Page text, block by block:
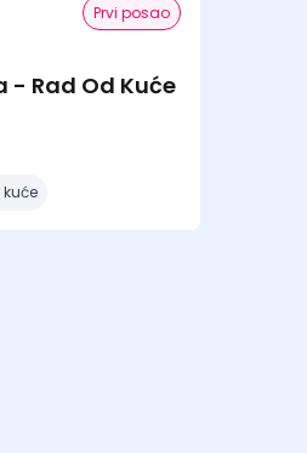
Prvi posao
Rad Od Kuće